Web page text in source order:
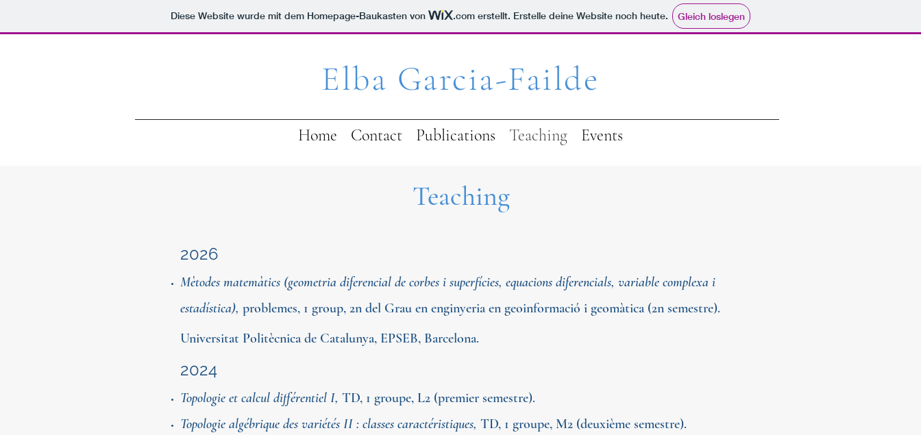
Diese Website wurde mit dem Homepage-Baukasten von .com erstellt. Erstelle deine Website noch heute. Gleich loslegen
Elba Garcia-Failde
Home Contact Publications Teaching Events
Teaching
2026
Mètodes matemàtics (geometria diferencial de corbes i superfícies, equacions diferencials, variable complexa i
estadística), problemes, 1 group, 2n del Grau en enginyeria en geoinformació i geomàtica (2n semestre).
Universitat Politècnica de Catalunya, EPSEB, Barcelona.
2024
Topologie et calcul différentiel I, TD, 1 groupe, L2 (premier semestre).
Topologie algébrique des variétés II : classes caractéristiques, TD, 1 groupe, M2 (deuxième semestre).